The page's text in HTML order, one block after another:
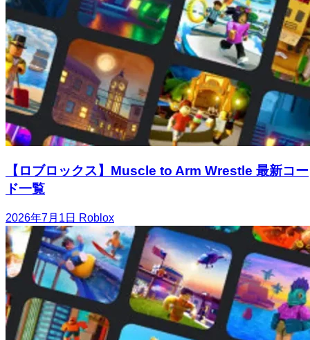
【ロブロックス】Muscle to Arm Wrestle 最新コー
ド一覧
2026年7月1日 Roblox